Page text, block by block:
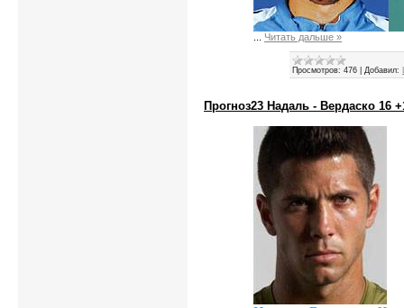
Читать дальше »
Просмотров: 476 Добавил:
Прогноз23 Надаль - Вердаско 16